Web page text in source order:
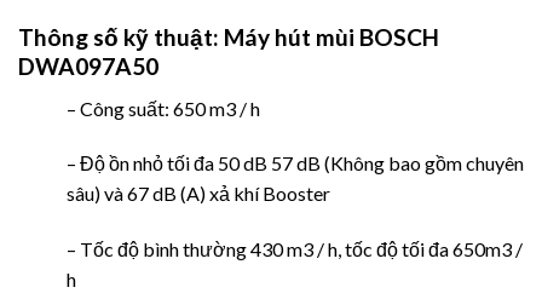
Thông số kỹ thuật: Máy hút mùi BOSCH
DWA097A50
– Công suất: 650 m3 / h
– Độ ồn nhỏ tối đa 50 dB 57 dB (Không bao gồm chuyên
sâu) và 67 dB (A) xả khí Booster
– Tốc độ bình thường 430 m3 / h, tốc độ tối đa 650m3 /
h